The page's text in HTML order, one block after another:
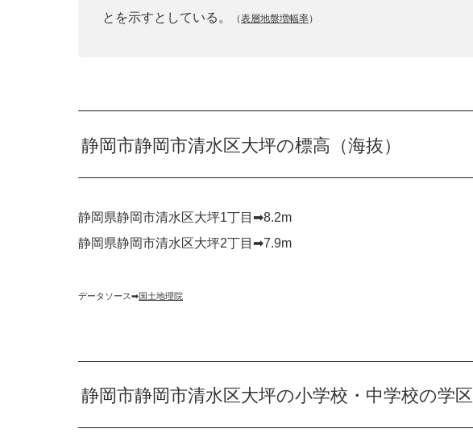
とを示すとしている。
（表層地盤増幅率）
静岡市静岡市清水区大坪の標高（海抜）
静岡県静岡市清水区大坪1丁目➡︎8.2m
静岡県静岡市清水区大坪2丁目➡︎7.9m
データソース➡︎国土地理院
静岡市静岡市清水区大坪の小学校・中学校の学区